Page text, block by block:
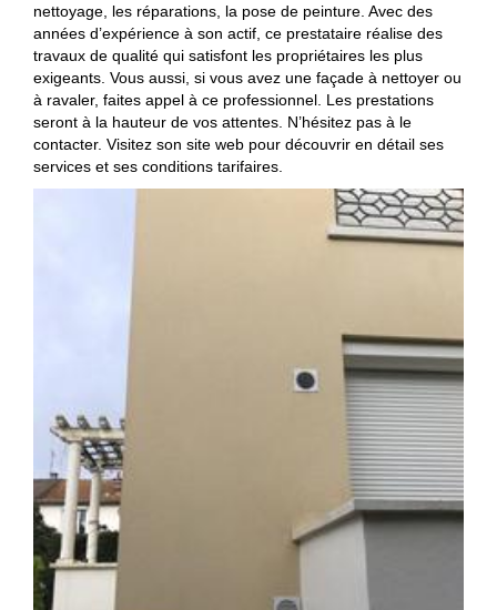
nettoyage, les réparations, la pose de peinture. Avec des
années d’expérience à son actif, ce prestataire réalise des
travaux de qualité qui satisfont les propriétaires les plus
exigeants. Vous aussi, si vous avez une façade à nettoyer ou
à ravaler, faites appel à ce professionnel. Les prestations
seront à la hauteur de vos attentes. N’hésitez pas à le
contacter. Visitez son site web pour découvrir en détail ses
services et ses conditions tarifaires.